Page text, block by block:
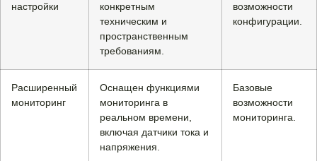
настройки
конкретным
техническим и
пространственным
требованиям.
возможности
конфигурации.
Расширенный
мониторинг
Оснащен функциями
мониторинга в
реальном времени,
включая датчики тока и
напряжения.
Базовые
возможности
мониторинга.